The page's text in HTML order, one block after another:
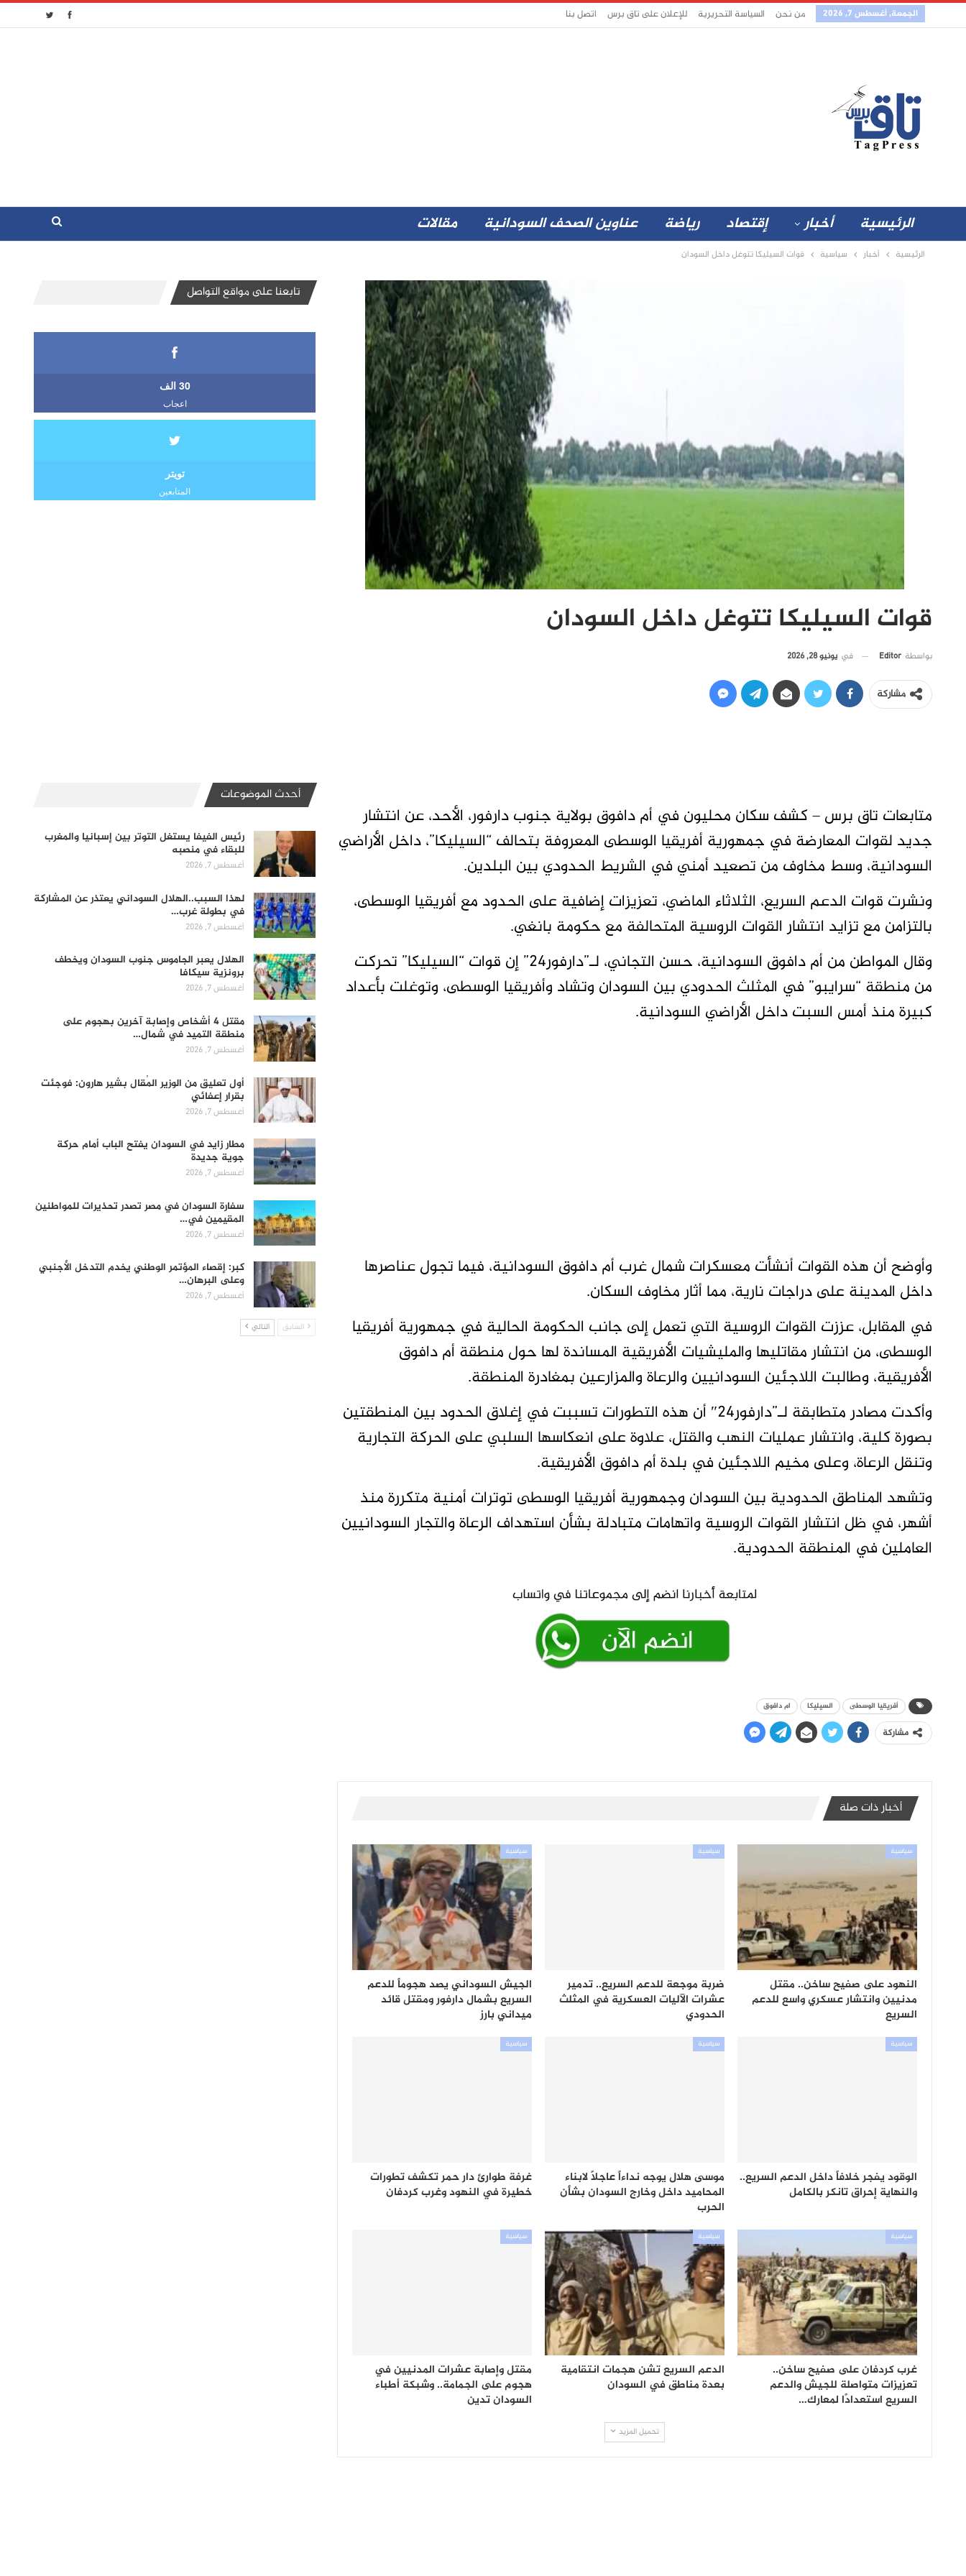
الجمعة, أغسطس 7, 2026 من نحن السياسة التحريرية للإعلان على تاق برس اتصل بنا
الرئيسية أخبار إقتصاد رياضة عناوين الصحف السودانية مقالات
الرئيسية أخبار سياسية قوات السيليكا تتوغل داخل السودان
قوات السيليكا تتوغل داخل السودان
بواسطة Editor في يونيو 28, 2026
مشاركة
متابعات تاق برس – كشف سكان محليون في أم دافوق بولاية جنوب دارفور، الأحد، عن انتشار
جديد لقوات المعارضة في جمهورية أفريقيا الوسطى المعروفة بتحالف “السيليكا”، داخل الأراضي
السودانية، وسط مخاوف من تصعيد أمني في الشريط الحدودي بين البلدين.
ونشرت قوات الدعم السريع، الثلاثاء الماضي، تعزيزات إضافية على الحدود مع أفريقيا الوسطى،
بالتزامن مع تزايد انتشار القوات الروسية المتحالفة مع حكومة بانغي.
وقال المواطن من أم دافوق السودانية، حسن التجاني، لـ”دارفور24” إن قوات “السيليكا” تحركت
من منطقة “سرايبو” في المثلث الحدودي بين السودان وتشاد وأفريقيا الوسطى، وتوغلت بأعداد
كبيرة منذ أمس السبت داخل الأراضي السودانية.
وأوضح أن هذه القوات أنشأت معسكرات شمال غرب أم دافوق السودانية، فيما تجول عناصرها
داخل المدينة على دراجات نارية، مما أثار مخاوف السكان.
في المقابل، عززت القوات الروسية التي تعمل إلى جانب الحكومة الحالية في جمهورية أفريقيا
الوسطى، من انتشار مقاتليها والمليشيات الأفريقية المساندة لها حول منطقة أم دافوق
الأفريقية، وطالبت اللاجئين السودانيين والرعاة والمزارعين بمغادرة المنطقة.
وأكدت مصادر متطابقة لـ”دارفور24″ أن هذه التطورات تسببت في إغلاق الحدود بين المنطقتين
بصورة كلية، وانتشار عمليات النهب والقتل، علاوة على انعكاسها السلبي على الحركة التجارية
وتنقل الرعاة، وعلى مخيم اللاجئين في بلدة أم دافوق الأفريقية.
وتشهد المناطق الحدودية بين السودان وجمهورية أفريقيا الوسطى توترات أمنية متكررة منذ
أشهر، في ظل انتشار القوات الروسية واتهامات متبادلة بشأن استهداف الرعاة والتجار السودانيين
العاملين في المنطقة الحدودية.
أفريقيا الوسطى السيليكا ام دافوق
مشاركة
أخبار ذات صلة
سياسية
النهود على صفيح ساخن.. مقتل
مدنيين وانتشار عسكري واسع للدعم
السريع
سياسية
ضربة موجعة للدعم السريع.. تدمير
عشرات الآليات العسكرية في المثلث
الحدودي
سياسية
الجيش السوداني يصد هجوماً للدعم
السريع بشمال دارفور ومقتل قائد
ميداني بارز
سياسية
الوقود يفجر خلافاً داخل الدعم السريع..
والنهاية إحراق تانكر بالكامل
سياسية
موسى هلال يوجه نداءاً عاجلاً لابناء
المحاميد داخل وخارج السودان بشأن
الحرب
سياسية
غرفة طوارئ دار حمر تكشف تطورات
خطيرة في النهود وغرب كردفان
سياسية
غرب كردفان على صفيح ساخن..
تعزيزات متواصلة للجيش والدعم
السريع استعدادًا لمعارك…
سياسية
الدعم السريع تشن هجمات انتقامية
بعدة مناطق في السودان
سياسية
مقتل وإصابة عشرات المدنيين في
هجوم على الجمامة.. وشبكة أطباء
السودان تدين
تحميل المزيد
تابعنا على مواقع التواصل
30 الف
اعجاب
تويتر
المتابعين
أحدث الموضوعات
رئيس الفيفا يستغل التوتر بين إسبانيا والمغرب
للبقاء في منصبه
أغسطس 7, 2026
لهذا السبب..الهلال السوداني يعتذر عن المشاركة
في بطولة غرب…
أغسطس 7, 2026
الهلال يعبر الجاموس جنوب السودان ويخطف
برونزية سيكافا
أغسطس 7, 2026
مقتل 4 أشخاص وإصابة آخرين بهجوم على
منطقة التميد في شمال…
أغسطس 7, 2026
أول تعليق من الوزير المُقال بشير هارون: فوجئت
بقرار إعفائي
أغسطس 7, 2026
مطار زايد في السودان يفتح الباب أمام حركة
جوية جديدة
أغسطس 7, 2026
سفارة السودان في مصر تصدر تحذيرات للمواطنين
المقيمين في…
أغسطس 7, 2026
كبر: إقصاء المؤتمر الوطني يخدم التدخل الأجنبي
وعلى البرهان…
أغسطس 7, 2026
السابق التالي